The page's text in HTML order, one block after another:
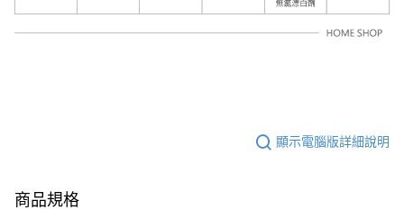
顯示電腦版詳細說明
商品規格